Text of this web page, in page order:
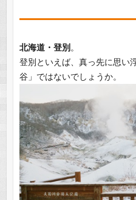
北海道・登別 。
登別といえば、真っ先に思い
谷」ではないでしょうか。